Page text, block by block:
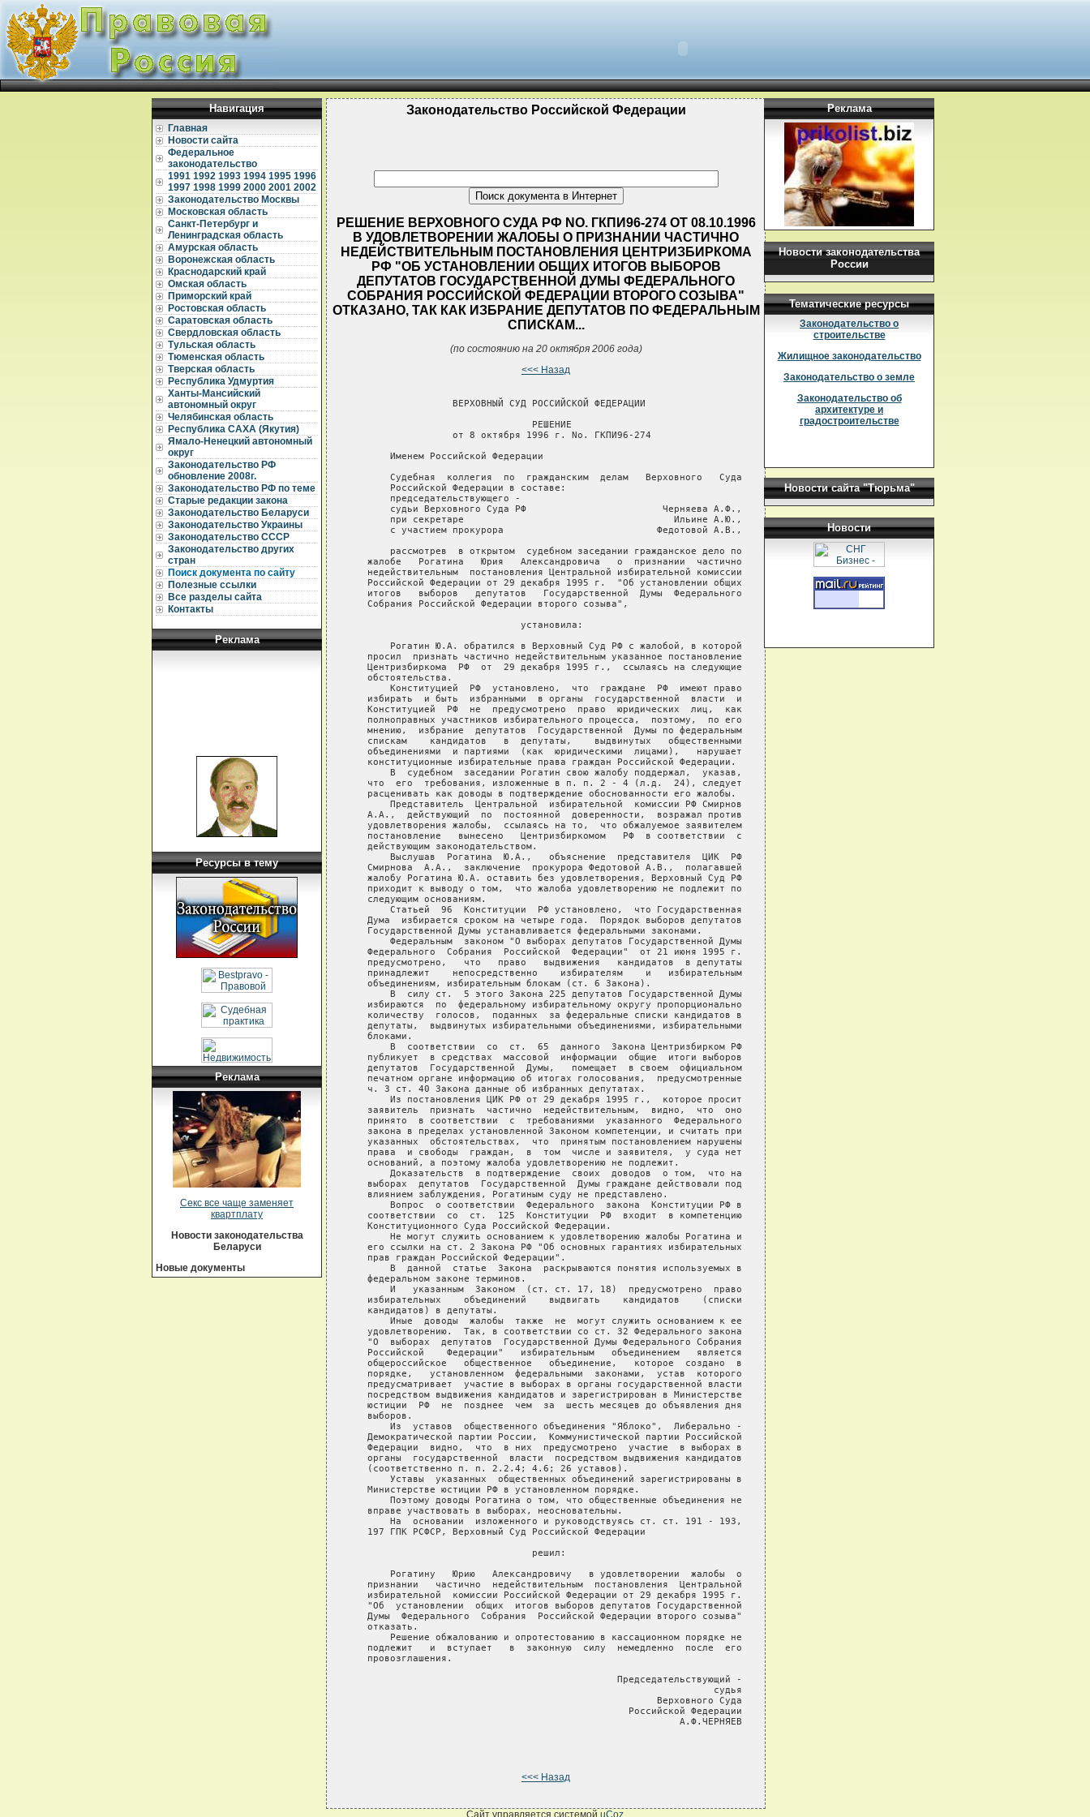
Навигация
Главная
Новости сайта
Федеральное
законодательство
1991 1992 1993 1994 1995 1996
1997 1998 1999 2000 2001 2002
Законодательство Москвы
Московская область
Санкт-Петербург и
Ленинградская область
Амурская область
Воронежская область
Краснодарский край
Омская область
Приморский край
Ростовская область
Саратовская область
Свердловская область
Тульская область
Тюменская область
Тверская область
Республика Удмуртия
Ханты-Мансийский
автономный округ
Челябинская область
Республика САХА (Якутия)
Ямало-Ненецкий автономный
округ
Законодательство РФ
обновление 2008г.
Законодательство РФ по теме
Старые редакции закона
Законодательство Беларуси
Законодательство Украины
Законодательство СССР
Законодательство других
стран
Поиск документа по сайту
Полезные ссылки
Все разделы сайта
Контакты
Реклама
Ресурсы в тему
Реклама
Секс все чаще заменяет
квартплату
Новости законодательства
Беларуси
Новые документы
Законодательство Российской Федерации
РЕШЕНИЕ ВЕРХОВНОГО СУДА РФ NO. ГКПИ96-274 ОТ 08.10.1996
В УДОВЛЕТВОРЕНИИ ЖАЛОБЫ О ПРИЗНАНИИ ЧАСТИЧНО
НЕДЕЙСТВИТЕЛЬНЫМ ПОСТАНОВЛЕНИЯ ЦЕНТРИЗБИРКОМА
РФ "ОБ УСТАНОВЛЕНИИ ОБЩИХ ИТОГОВ ВЫБОРОВ
ДЕПУТАТОВ ГОСУДАРСТВЕННОЙ ДУМЫ ФЕДЕРАЛЬНОГО
СОБРАНИЯ РОССИЙСКОЙ ФЕДЕРАЦИИ ВТОРОГО СОЗЫВА"
ОТКАЗАНО, ТАК КАК ИЗБРАНИЕ ДЕПУТАТОВ ПО ФЕДЕРАЛЬНЫМ
СПИСКАМ...
(по состоянию на 20 октября 2006 года)
<<< Назад
                  ВЕРХОВНЫЙ СУД РОССИЙСКОЙ ФЕДЕРАЦИИ
                                РЕШЕНИЕ
                  от 8 октября 1996 г. No. ГКПИ96-274
       Именем Российской Федерации
       Судебная  коллегия  по  гражданским  делам   Верховного   Суда
       Российской Федерации в составе:
       председательствующего -
       судьи Верховного Суда РФ                        Черняева А.Ф.,
       при секретаре                                     Ильине А.Ю.,
       с участием прокурора                           Федотовой А.В.,
       рассмотрев  в открытом  судебном заседании гражданское дело по
   жалобе   Рогатина   Юрия   Александровича   о  признании  частично
   недействительным  постановления Центральной избирательной комиссии
   Российской Федерации от 29 декабря 1995 г.  "Об установлении общих
   итогов   выборов   депутатов   Государственной  Думы  Федерального
   Собрания Российской Федерации второго созыва",
                              установила:
       Рогатин Ю.А. обратился в Верховный Суд РФ с жалобой, в которой
   просил  признать частично недействительным указанное постановление
   Центризбиркома  РФ  от  29 декабря 1995 г.,  ссылаясь на следующие
   обстоятельства.
       Конституцией  РФ  установлено,  что  граждане  РФ  имеют право
   избирать  и быть  избранными  в органы  государственной  власти  и
   Конституцией  РФ  не  предусмотрено  право  юридических  лиц,  как
   полноправных участников избирательного процесса,  поэтому,  по его
   мнению,  избрание  депутатов  Государственной  Думы по федеральным
   спискам    кандидатов   в  депутаты,    выдвинутых   общественными
   объединениями  и партиями  (как  юридическими  лицами),   нарушает
   конституционные избирательные права граждан Российской Федерации.
       В  судебном  заседании Рогатин свою жалобу поддержал,  указав,
   что  его  требования, изложенные в п. п. 2 - 4 (л.д.  24), следует
   расценивать как доводы в подтверждение обоснованности его жалобы.
       Представитель  Центральной  избирательной  комиссии РФ Смирнов
   А.А.,  действующий  по  постоянной  доверенности,  возражал против
   удовлетворения жалобы,  ссылаясь на то,  что обжалуемое заявителем
   постановление   вынесено   Центризбиркомом   РФ  в соответствии  с
   действующим законодательством.
       Выслушав  Рогатина  Ю.А.,   объяснение  представителя  ЦИК  РФ
   Смирнова  А.А.,  заключение  прокурора Федотовой А.В.,  полагавшей
   жалобу Рогатина Ю.А. оставить без удовлетворения, Верховный Суд РФ
   приходит к выводу о том,  что жалоба удовлетворению не подлежит по
   следующим основаниям.
       Статьей  96  Конституции  РФ установлено,  что Государственная
   Дума  избирается сроком на четыре года.  Порядок выборов депутатов
   Государственной Думы устанавливается федеральными законами.
       Федеральным  законом "О выборах депутатов Государственной Думы
   Федерального  Собрания  Российской  Федерации"  от 21 июня 1995 г.
   предусмотрено,   что   право   выдвижения   кандидатов  в депутаты
   принадлежит    непосредственно    избирателям    и   избирательным
   объединениям, избирательным блокам (ст. 6 Закона).
       В  силу ст.  5 этого Закона 225 депутатов Государственной Думы
   избираются  по  федеральному избирательному округу пропорционально
   количеству  голосов,  поданных  за федеральные списки кандидатов в
   депутаты,  выдвинутых избирательными объединениями, избирательными
   блоками.
       В  соответствии  со  ст.  65  данного  Закона Центризбирком РФ
   публикует  в средствах  массовой  информации  общие  итоги выборов
   депутатов  Государственной  Думы,   помещает  в своем  официальном
   печатном органе информацию об итогах голосования,  предусмотренные
   ч. 3 ст. 40 Закона данные об избранных депутатах.
       Из постановления ЦИК РФ от 29 декабря 1995 г.,  которое просит
   заявитель  признать  частично  недействительным,  видно,  что  оно
   принято  в соответствии  с  требованиями  указанного  Федерального
   закона в пределах установленной Законом компетенции, и считать при
   указанных  обстоятельствах,  что  принятым постановлением нарушены
   права  и свободы  граждан,  в  том  числе и заявителя,  у суда нет
   оснований, а поэтому жалоба удовлетворению не подлежит.
       Доказательств  в подтверждение  своих  доводов  о том,  что на
   выборах  депутатов  Государственной  Думы граждане действовали под
   влиянием заблуждения, Рогатиным суду не представлено.
       Вопрос  о соответствии  Федерального  закона  Конституции РФ в
   соответствии  со  ст.  125  Конституции  РФ  входит  в компетенцию
   Конституционного Суда Российской Федерации.
       Не могут служить основанием к удовлетворению жалобы Рогатина и
   его ссылки на ст. 2 Закона РФ "Об основных гарантиях избирательных
   прав граждан Российской Федерации".
       В  данной  статье  Закона  раскрываются понятия используемых в
   федеральном законе терминов.
       И   указанным  Законом  (ст. ст. 17, 18)  предусмотрено  право
   избирательных    объединений    выдвигать    кандидатов    (списки
   кандидатов) в депутаты.
       Иные  доводы  жалобы  также  не  могут служить основанием к ее
   удовлетворению.  Так, в соответствии со ст. 32 Федерального закона
   "О  выборах  депутатов  Государственной Думы Федерального Собрания
   Российской    Федерации"   избирательным   объединением   является
   общероссийское   общественное   объединение,   которое  создано  в
   порядке,   установленном  федеральными  законами,  устав  которого
   предусматривает  участие в выборах в органы государственной власти
   посредством выдвижения кандидатов и зарегистрирован в Министерстве
   юстиции  РФ  не  позднее  чем  за  шесть месяцев до объявления дня
   выборов.
       Из  уставов  общественного объединения "Яблоко",  Либерально -
   Демократической партии России,  Коммунистической партии Российской
   Федерации  видно,  что  в них  предусмотрено  участие  в выборах в
   органы  государственной  власти  посредством выдвижения кандидатов
   (соответственно п. п. 2.2.4; 4.6; 26 уставов).
       Уставы  указанных  общественных объединений зарегистрированы в
   Министерстве юстиции РФ в установленном порядке.
       Поэтому доводы Рогатина о том, что общественные объединения не
   вправе участвовать в выборах, неосновательны.
       На  основании  изложенного и руководствуясь ст. ст. 191 - 193,
   197 ГПК РСФСР, Верховный Суд Российской Федерации
                                решил:
       Рогатину   Юрию   Александровичу   в удовлетворении  жалобы  о
   признании   частично  недействительным  постановления  Центральной
   избирательной  комиссии Российской Федерации от 29 декабря 1995 г.
   "Об  установлении  общих  итогов выборов депутатов Государственной
   Думы  Федерального  Собрания  Российской Федерации второго созыва"
   отказать.
       Решение обжалованию и опротестованию в кассационном порядке не
   подлежит   и  вступает   в  законную  силу  немедленно  после  его
   провозглашения.
                                               Председательствующий -
                                                                судья
                                                      Верховного Суда
                                                 Российской Федерации
                                                          А.Ф.ЧЕРНЯЕВ
<<< Назад
Реклама
Новости законодательства
России
Тематические ресурсы
Законодательство о
строительстве
Жилищное законодательство
Законодательство о земле
Законодательство об
архитектуре и
градостроительстве
Новости сайта "Тюрьма"
Новости
Сайт управляется системой uCoz